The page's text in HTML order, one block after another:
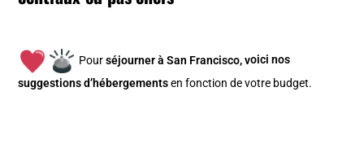
Pourséjourner à San Francisco, voici nos
suggestions d’hébergementsen fonction de votre budget.